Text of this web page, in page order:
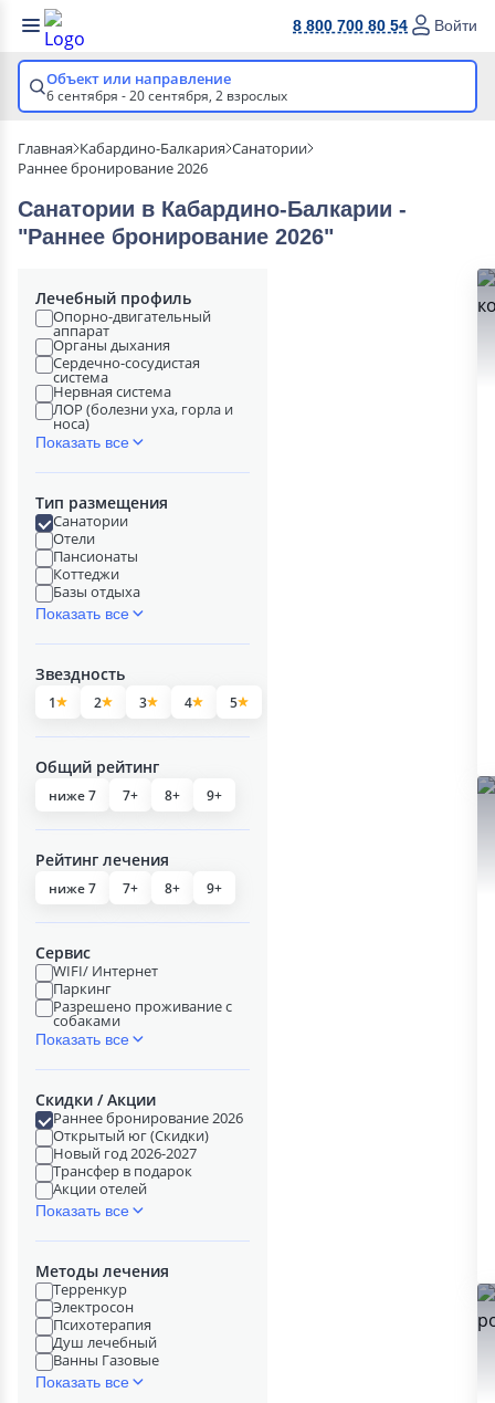
8 800 700 80 54 Войти
Объект или направление
6 сентября - 20 сентября, 2 взрослых
Главная Кабардино-Балкария Санатории
Раннее бронирование 2026
Санатории в Кабардино-Балкарии -
"Раннее бронирование 2026"
Лечебный профиль
Опорно-двигательный
аппарат
Органы дыхания
Сердечно-сосудистая
система
Нервная система
ЛОР (болезни уха, горла и
носа)
Показать все
Тип размещения
Санатории
Отели
Пансионаты
Коттеджи
Базы отдыха
Показать все
Звездность
1 2 3 4 5
Общий рейтинг
ниже 7 7+ 8+ 9+
Рейтинг лечения
ниже 7 7+ 8+ 9+
Сервис
WIFI/ Интернет
Паркинг
Разрешено проживание с
собаками
Показать все
Скидки / Акции
Раннее бронирование 2026
Открытый юг (Скидки)
Новый год 2026-2027
Трансфер в подарок
Акции отелей
Показать все
Методы лечения
Терренкур
Электросон
Психотерапия
Душ лечебный
Ванны Газовые
Показать все